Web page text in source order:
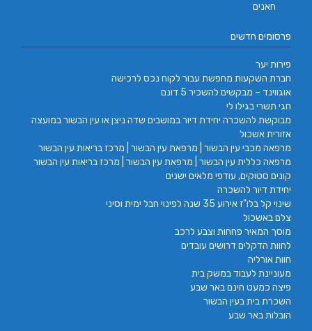
חאנים
פרסומים חדשים
פירות יער
חברת השקעות מחפשת עבור לקוח נכס לרכישה
אוגווינד – מבקשים להשכיר 5 דונם
חגי תשרי בגילו לי
מבוקשת להשכרה יחידת דיור במושבים שדה ניצן או עין הבשור במועצה
אזורית אשכול
מרפאה מכבי עין הבשור | מרפאת עין הבשור | מרכז בריאות עין הבשור
מרפאה כללית עין הבשור | מרפאת עין הבשור | מרכז בריאות עין הבשור
קונים סטוקים, עודפי מלאים ישנים
יחידת דיור להשכרה
שינוי קל בלו"ז אירוע 35 שנה לפינוי חבל ימית וסיני
צלם באשכול
מוסך המאיר פחחות וצבע לרכב
לחוות הדקלים דרושים עובדים
חוות אורליה
מעוניינת לעבוד במשק בית
פיצה כמעט חינם באר שבע
השכרת בית בעין הבשור
הובלות באר שבע